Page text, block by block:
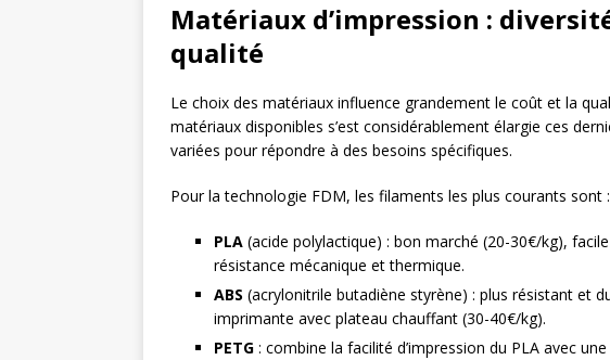
Matériaux d’impression :
qualité
Le choix des matériaux influence grandement le coût et la
matériaux disponibles s’est considérablement élargie ces
variées pour répondre à des besoins spécifiques.
Pour la technologie FDM, les filaments les plus courants sont :
PLA (acide polylactique) : bon marché (20-30€/kg),
résistance mécanique et thermique.
ABS (acrylonitrile butadiène styrène) : plus résistant et
imprimante avec plateau chauffant (30-40€/kg).
PETG : combine la facilité d’impression du PLA avec